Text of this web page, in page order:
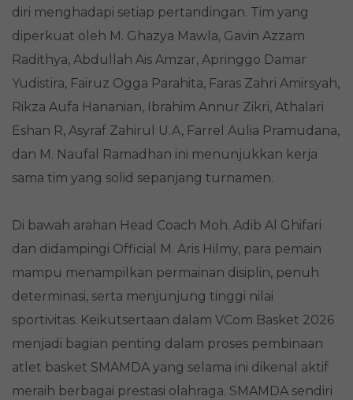
diri menghadapi setiap pertandingan. Tim yang
diperkuat oleh M. Ghazya Mawla, Gavin Azzam
Radithya, Abdullah Ais Amzar, Apringgo Damar
Yudistira, Fairuz Ogga Parahita, Faras Zahri Amirsyah,
Rikza Aufa Hananian, Ibrahim Annur Zikri, Athalari
Eshan R, Asyraf Zahirul U.A, Farrel Aulia Pramudana,
dan M. Naufal Ramadhan ini menunjukkan kerja
sama tim yang solid sepanjang turnamen.
Di bawah arahan Head Coach Moh. Adib Al Ghifari
dan didampingi Official M. Aris Hilmy, para pemain
mampu menampilkan permainan disiplin, penuh
determinasi, serta menjunjung tinggi nilai
sportivitas. Keikutsertaan dalam VCom Basket 2026
menjadi bagian penting dalam proses pembinaan
atlet basket SMAMDA yang selama ini dikenal aktif
meraih berbagai prestasi olahraga. SMAMDA sendiri